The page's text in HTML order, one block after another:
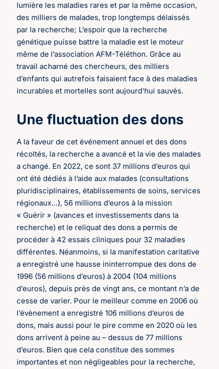
lumière les maladies rares et par la même occasion,
des milliers de malades, trop longtemps délaissés
par la recherche; L’espoir que la recherche
génétique puisse battre la maladie est le moteur
même de l’association AFM-Téléthon. Grâce au
travail acharné des chercheurs, des milliers
d’enfants qui autrefois faisaient face à des maladies
incurables et mortelles sont aujourd’hui sauvés.
Une fluctuation des dons
A la faveur de cet événement annuel et des dons
récoltés, la recherche a avancé et la vie des malades
a changé. En 2022, ce sont 37 millions d’euros qui
ont été dédiés à l’aide aux malades (consultations
pluridisciplinaires, établissements de soins, services
régionaux…), 56 millions d’euros à la mission
« Guérir » (avances et investissements dans la
recherche) et le reliquat des dons a permis de
procéder à 42 essais cliniques pour 32 maladies
différentes. Néanmoins, si la manifestation caritative
a enregistré une hausse ininterrompue des dons de
1996 (56 millions d’euros) à 2004 (104 millions
d’euros), depuis près de vingt ans, ce montant n’a de
cesse de varier. Pour le meilleur comme en 2006 où
l’évènement a enregistré 106 millions d’euros de
dons, mais aussi pour le pire comme en 2020 où les
dons arrivent à peine au – dessus de 77 millions
d’euros. Bien que cela constitue des sommes
importantes et non négligeables pour la recherche,